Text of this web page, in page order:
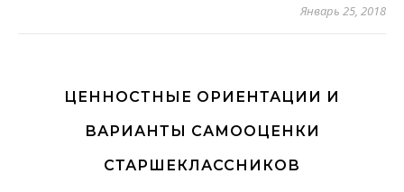
Январь 25, 2018
ЦЕННОСТНЫЕ ОРИЕНТАЦИИ И
ВАРИАНТЫ САМООЦЕНКИ
СТАРШЕКЛАССНИКОВ